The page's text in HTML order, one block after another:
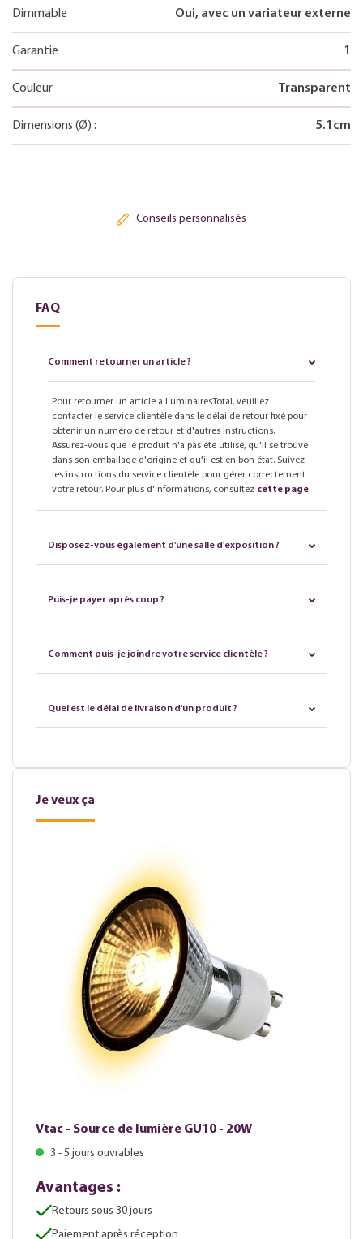
Dimmable Oui, avec un variateur externe
Garantie 1
Couleur Transparent
Dimensions (Ø) : 5.1 cm
Conseils personnalisés
FAQ
Comment retourner un article ?
Pour retourner un article à LuminairesTotal, veuillez
contacter le service clientèle dans le délai de retour fixé pour
obtenir un numéro de retour et d'autres instructions.
Assurez-vous que le produit n'a pas été utilisé, qu'il se trouve
dans son emballage d'origine et qu'il est en bon état. Suivez
les instructions du service clientèle pour gérer correctement
votre retour. Pour plus d'informations, consultez cette page.
Disposez-vous également d'une salle d'exposition ?
Puis-je payer après coup ?
Comment puis-je joindre votre service clientèle ?
Quel est le délai de livraison d'un produit ?
Je veux ça
Vtac - Source de lumière GU10 - 20W
3 - 5 jours ouvrables
Avantages :
Retours sous 30 jours
Paiement après réception